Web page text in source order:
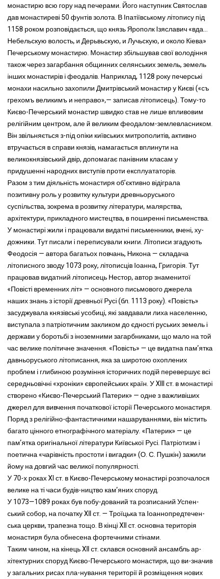
монастирю всю гору над печерами. Його наступник Святослав
дав монастиреві 50 фунтів золота. В Іпатіївському літопису під
1158 роком розповідається, що князь Ярополк Ізяславич «вда...
Небельскую волость, и Дерьвьскую, и Лучьскую, и около Кіева»
Печерському монастирю. Монастир збільшував свої володіння
також через загарбання общинних селянських земель, земель
інших монастирів і феодалів. Наприклад, 1128 року печерські
монахи насильно захопили Дмитрівський монастир у Києві («съ
грехомъ великимъ и неправо»,— записав літописець). Тому-то
Києво-Печерський монастир швидко став не лише впливовим
релігійним центром, але й великим феодалом-землевласником.
Він звільняється з-під опіки київських митрополитів, активно
втручається в справи князів, намагається вплинути на
великокнязівський двір, допомагає панівним класам у
придушенні народних виступів проти експлуататорів.
Разом з тим діяльність монастиря об’єктивно відіграла
позитивну роль у розвитку культури древньоруського
суспільства, зокрема в розвитку літератури, малярства,
архітектури, прикладного мистецтва, в поширенні письменства.
У монастирі жили і працювали видатні письменники, вчені, ху-
дожники. Тут писали і переписували книги. Літописи згадують
Феодосія — автора багатьох повчань, Никона — складача
літописного зводу 1073 року, літописців Іоанна, Григорія. Тут
працював видатний літописець Нестор, автор знаменитої
«Повісті временних літ» — основного письмового джерела
наших знань з історії древньої Русі (бл. 1113 року). «Повість»
засуджувала князівські усобиці, які завдавали лиха населенню,
виступала з патріотичним закликом до єдності руських земель і
держави у боротьбі з іноземними загарбниками, що мало на той
час велике політичне значення. «Повість» — це видатна пам’ятка
давньоруського літописання, яка за широтою охоплених
проблем і глибиною розуміння історичних подій перевершує всі
середньовічні «хроніки» європейських країн. У XIII ст. в монастирі
створено «Києво-Печерський Патерик» — одне з важливіших
джерел для вивчення початкової історії Печерського монастиря.
Поряд з релігійно-фантастичними нашаруваннями, він містить
багато цінного етнографічного матеріалу. «Патерик» — це
пам’ятка оригінальної літератури Київської Русі. Патріотизм і
поетична «чарівність простоти і вигадки» (О. С. Пушкін) зажили
йому на довгий час великої популярності.
У 70-х роках XI ст. в Києво-Печерському монастирі розпочалося
велике на ті часи будів-ництво кам’яних споруд.
У 1073—1089 роках був побу-дований та розписаний Успен-
ський собор, на початку XII ст. — Троїцька та Іоаннопредтечен-
ська церкви, трапезна тощо. В кінці XII ст. основна територія
монастиря була обнесена фортечними стінами.
Таким чином, на кінець XII ст. склався основний ансамбль ар-
хітектурних споруд Києво-Печерського монастиря, що ви-значив
у загальних рисах пла-нування території й розміщення нових